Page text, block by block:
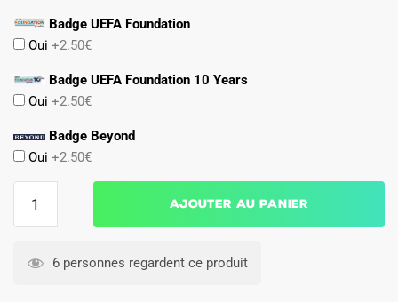
Badge UEFA Foundation
Oui +2.50€
Badge UEFA Foundation 10 Years
Oui +2.50€
Badge Beyond
Oui +2.50€
Concept
Ajouter au panier
6 personnes regardent ce produit